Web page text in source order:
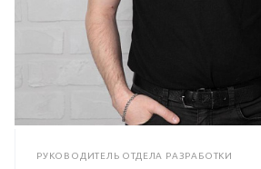
РУКОВОДИТЕЛЬ ОТДЕЛА РАЗРАБОТКИ